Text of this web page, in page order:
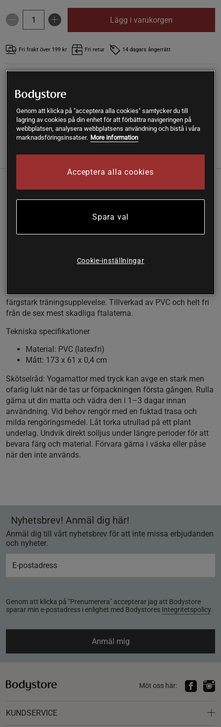
Lägg i varukorgen
Fri frakt över 199 kr Fri retur 14 dagars ångerrätt
Färgstark yogamatta med 4 mm tjocklek för smidiga och
Läs mer
Information Recensioner
Gaiam Vivid Zest 4mm Classic Printed Yoga Mat –
Färgstark design för inspirerande träning
Livfullt mönster som ger energi till din träning
Fri från sex skadliga ftalater
färgstark träningsupplevelse. Tillverkad av PVC och helt fri
från de sex mest skadliga ftalaterna.
Tekniska specifikationer
Material: PVC (latexfri)
Mått: 173 x 61 x 0,4 cm
Skötselråd: Yogamattor med tryck kan avge en stark men
ofarlig lukt när de tas ur förpackningen första gången. Rulla
gärna ut din matta och vädra den i 1–3 dagar innan
användning. Vid behov rengör med en fuktad trasa och
milda rengöringsmedel. Låt torka utrullad på ett plant
underlag. Undvik direkt solljus under längre perioder för att
bevara färg och material. Förvara gärna i väska eller påse
när den inte används.
Nyhetsbrev! Anmäl dig här!
Anmäl dig till vårt nyhetsbrev för att inte missa erbjudanden
och nyheter.
Genom att klicka på "Prenumerera" accepterar jag att Bodystore
sparar min e-postadress i enlighet med Bodystores Integritetspolicy.
Anmäl mig
Möt oss här:
KUNDSERVICE
Genom att klicka på "acceptera alla cookies" samtycker du till
lagring av cookies på din enhet för att förbättra navigeringen på
webbplatsen, analysera webbplatsens användning och bistå i våra
marknadsföringsinsatser. More information
Acceptera alla cookies
Spara val
Cookie-inställningar